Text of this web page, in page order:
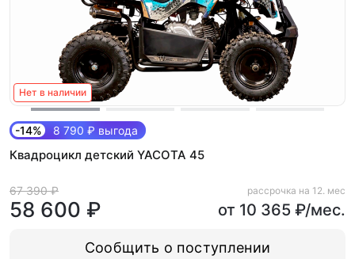
Нет в наличии
-14% 8 790 ₽ выгода
Квадроцикл детский YACOTA 45
67 390 ₽
58 600 ₽
рассрочка на 12. мес
от 10 365 ₽/мес.
Сообщить о поступлении